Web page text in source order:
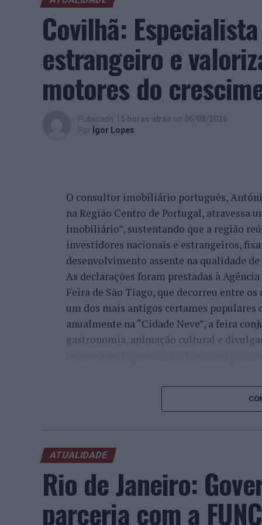
Covilhã:
estrangeiro e
motores do
Publicado 15 horas atrás on 06/08/2026
Por Ígor Lopes
O consultor imobiliário português,
na Região Centro de Portugal, atravessa
imobiliário”, sustentando que a região
investidores nacionais e estrangeiros,
desenvolvimento assente na qualidade
As declarações foram prestadas à
Feira de São Tiago, que decorreu entre
um dos mais antigos certames
anualmente na “Cidade Neve”, a feira
gastronomia, animação cultural e
Para António Carlos, o crescimento
cumprimento dos objetivos que traçou
empresário considera que o
iniciativas locais e projetos de
envolvimento tem permitido “consolidar a
Interior e alargar a atividade além-
“O meu sentimento é de promessa
Aquilo que eu cumpro, para mim, é
ATUALIDADE
Rio de Janeiro:
parceria com a